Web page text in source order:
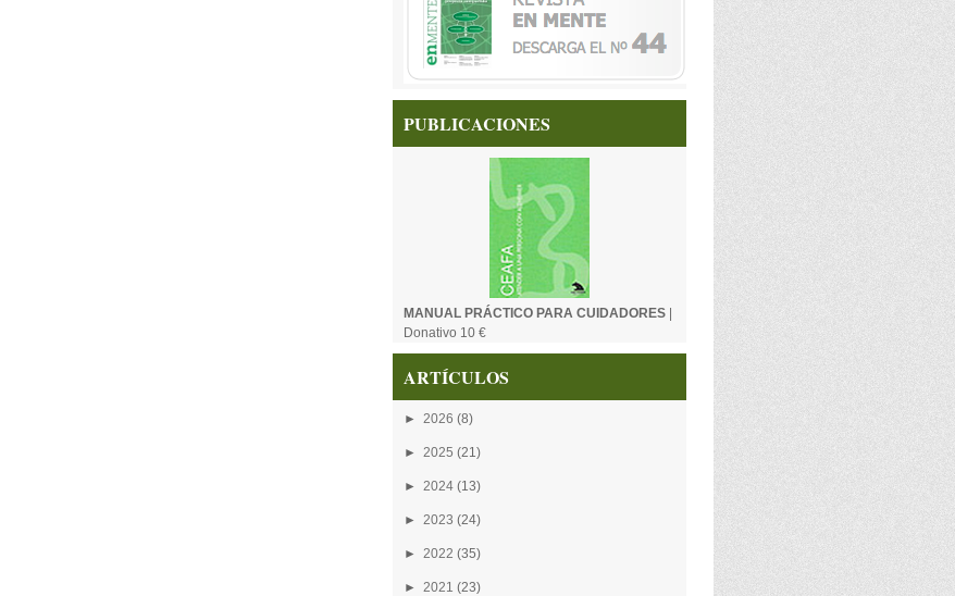
PUBLICACIONES
MANUAL PRÁCTICO PARA CUIDADORES
Donativo 10 €
ARTÍCULOS
► 2026 (8)
► 2025 (21)
► 2024 (13)
► 2023 (24)
► 2022 (35)
► 2021 (23)